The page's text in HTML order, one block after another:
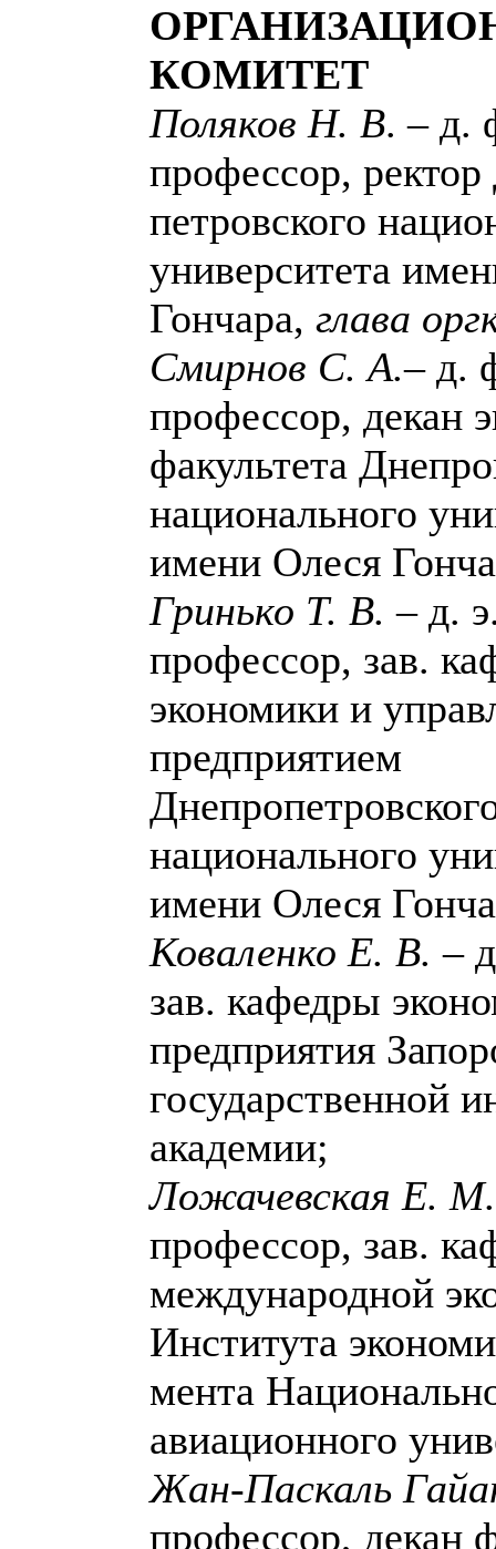
КОМИТЕТ
Поляков Н. В. – д.
профессор,
петровского
университета
Гончара, глава
Смирнов С. А.– д.
профессор, декан
факультета
национального
имени Олеся
Гринько Т. В.– д.
профессор, зав.
экономики и
предприятием
национального
имени Олеся
Коваленко Е. В. –
зав. кафедры
предприятия
государственной
академии;
Ложачевская Е.
профессор, зав.
международной
Института
мента
авиационного
Жан-Паскаль
профессор, декан